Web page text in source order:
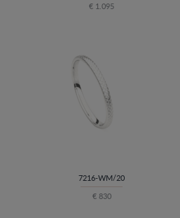
€ 1.095
7216-WM/20
€ 830